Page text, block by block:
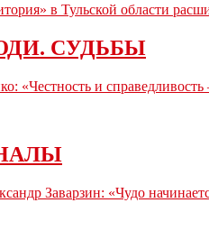
в Тульской области
СУДЬБЫ
«Честность и справедливость
Заварзин: «Чудо